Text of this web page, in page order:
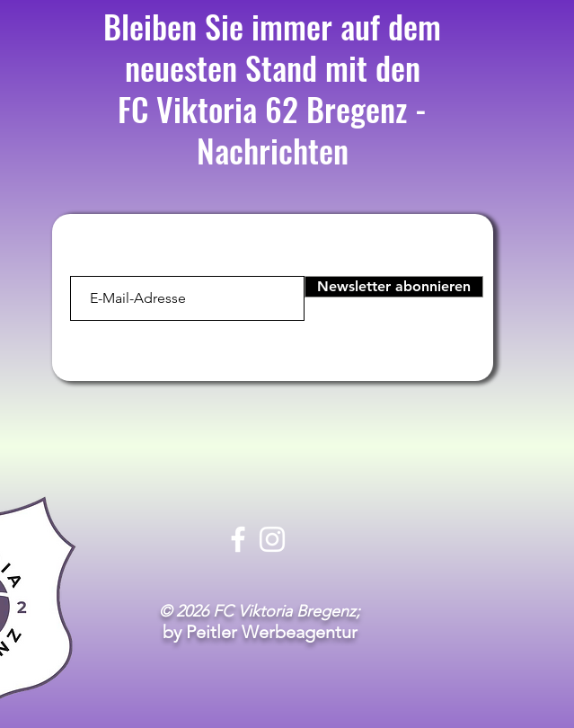
Bleiben Sie immer auf dem
neuesten Stand mit den
FC Viktoria 62 Bregenz -
Nachrichten
Newsletter abonnieren
© 2026 FC Viktoria Bregenz;
by Peitler Werbeagentur